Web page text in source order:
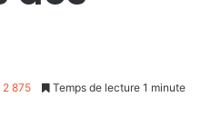
2 875 Temps de lecture 1 minute